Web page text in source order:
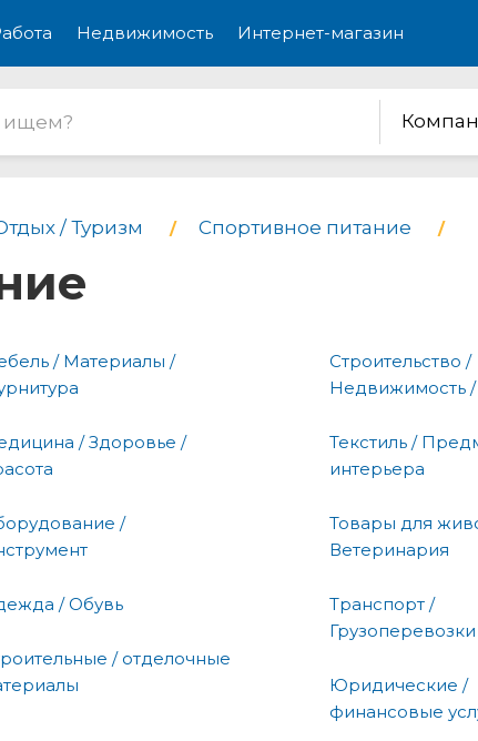
Недвижимость Интернет-магазин
/ Туризм Спортивное питание
/ Материалы /
/ Здоровье /
/
/ Обувь
/ отделочные
Строительство /
Недвижимость
Текстиль /
интерьера
Товары для
Ветеринария
Транспорт /
Грузоперевозки
Юридические /
финансовые